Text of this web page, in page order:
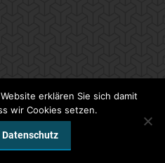
erklären Sie sich damit
wir Cookies setzen.
Datenschutz